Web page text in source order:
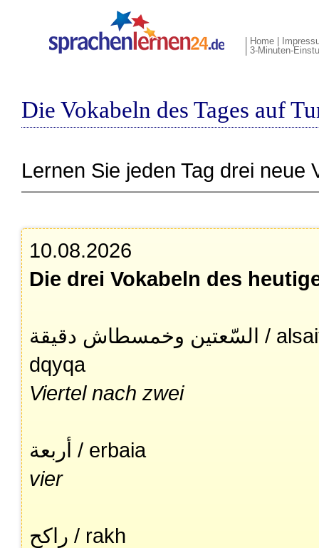
Home
3-Minuten-
Die Vokabeln des Tages auf
Lernen Sie jeden Tag drei neue
10.08.2026
Die drei Vokabeln des
السّعتين وخمسطاش دقيقة / alsaityn wkhmstash
dqyqa
Viertel nach zwei
أربعة / erbaia
vier
راكح / rakh